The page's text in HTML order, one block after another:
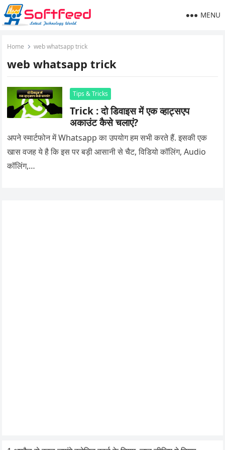
MENU
Home web whatsapp trick
web whatsapp trick
Tips & Tricks
Trick : दो डिवाइस में एक व्हाट्सएप
अकाउंट कैसे चलाएं?
अपने स्मार्टफोन में Whatsapp का उपयोग हम सभी करते हैं. इसकी एक
खास वजह ये है कि इस पर बड़ी आसानी से चैट, विडियो कॉलिंग, Audio
कॉलिंग,…